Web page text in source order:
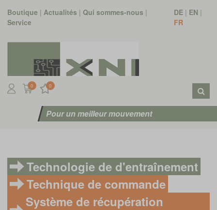
Boutique | Actualités | Qui sommes-nous |
Service
DE| EN |
FR
0 0
Pour un meilleur mouvement
Technologie de d'entraînement
Technique de commande
Système de récupération